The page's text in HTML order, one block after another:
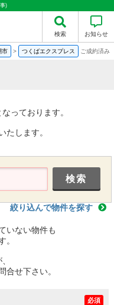
)
検索 お知らせ
市 > つくばエクスプレス ご成約済み
っております。
たします。
絞り込んで物件を探す
いない物件も
。
合せ下さい。
必須